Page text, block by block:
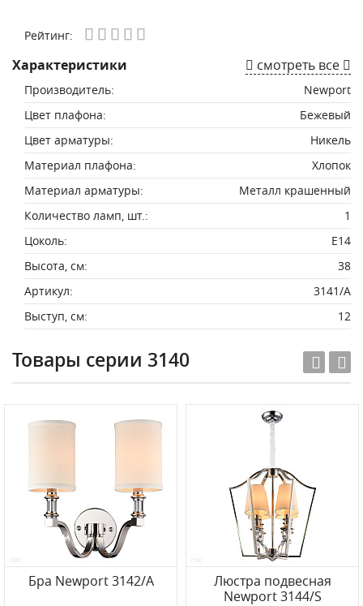
Рейтинг:
Характеристики смотреть все
Производитель:
Newport
Цвет плафона:
Бежевый
Цвет арматуры:
Никель
Материал плафона:
Хлопок
Материал арматуры:
Металл крашенный
Количество ламп, шт.:
1
Цоколь:
E14
Высота, см:
38
Артикул:
3141/A
Выступ, см:
12
Товары серии 3140
Бра Newport 3142/A
Люстра подвесная
Newport 3144/S